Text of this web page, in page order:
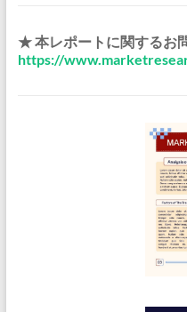
★ 本レポートに関するお
https://